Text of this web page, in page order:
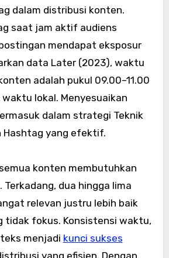
dalam distribusi konten.
saat jam aktif audiens
mendapat eksposur
data Later (2023), waktu
adalah pukul 09.00–11.00
waktu lokal. Menyesuaikan
dalam strategi Teknik
Hashtag yang efektif.
konten membutuhkan
dua hingga lima
relevan justru lebih baik
tidak fokus. Konsistensi waktu,
menjadi kunci sukses